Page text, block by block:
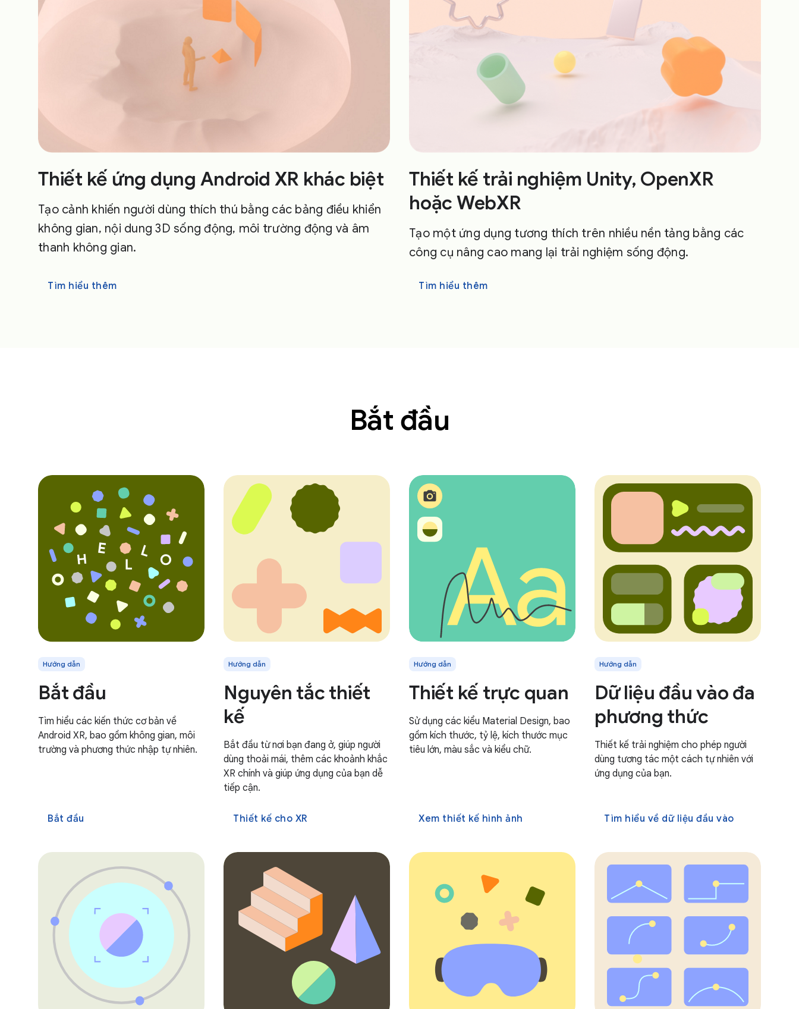
Thiết kế ứng dụng Android XR khác biệt
Tạo cảnh khiến người dùng thích thú bằng các bảng điều khiển
không gian, nội dung 3D sống động, môi trường động và âm
thanh không gian.
Tìm hiểu thêm
Thiết kế trải nghiệm Unity, OpenXR
hoặc WebXR
Tạo một ứng dụng tương thích trên nhiều nền tảng bằng các
công cụ nâng cao mang lại trải nghiệm sống động.
Tìm hiểu thêm
Bắt đầu
Hướng dẫn
Bắt đầu
Tìm hiểu các kiến thức cơ bản về
Android XR, bao gồm không gian, môi
trường và phương thức nhập tự nhiên.
Bắt đầu
Hướng dẫn
Nguyên tắc thiết
kế
Bắt đầu từ nơi bạn đang ở, giúp người
dùng thoải mái, thêm các khoảnh khắc
XR chính và giúp ứng dụng của bạn dễ
tiếp cận.
Thiết kế cho XR
Hướng dẫn
Thiết kế trực quan
Sử dụng các kiểu Material Design, bao
gồm kích thước, tỷ lệ, kích thước mục
tiêu lớn, màu sắc và kiểu chữ.
Xem thiết kế hình ảnh
Hướng dẫn
Dữ liệu đầu vào đa
phương thức
Thiết kế trải nghiệm cho phép người
dùng tương tác một cách tự nhiên với
ứng dụng của bạn.
Tìm hiểu về dữ liệu đầu vào